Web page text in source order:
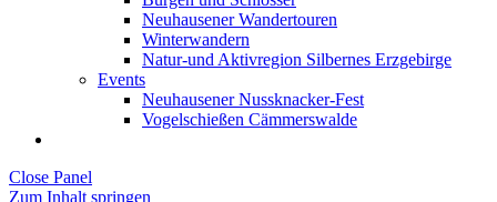
Neuhausener Wandertouren
Winterwandern
Natur-und Aktivregion Silbernes Erzgebirge
Events
Neuhausener Nussknacker-Fest
Vogelschießen Cämmerswalde
Close Panel
Zum Inhalt springen